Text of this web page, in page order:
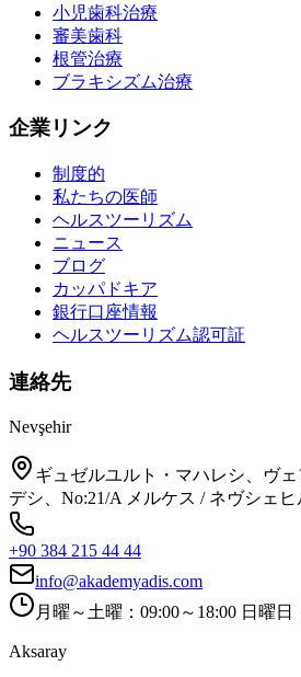
小児歯科治療
審美歯科
根管治療
ブラキシズム治療
企業リンク
制度的
私たちの医師
ヘルスツーリズム
ニュース
ブログ
カッパドキア
銀行口座情報
ヘルスツーリズム認可証
連絡先
Nevşehir
ギュゼルユルト・マハレシ、ヴ
デシ、No:21/A メルケス / ネヴシェヒ
+90 384 215 44 44
info@akademyadis.com
月曜～土曜：09:00～18:00 日曜日
Aksaray